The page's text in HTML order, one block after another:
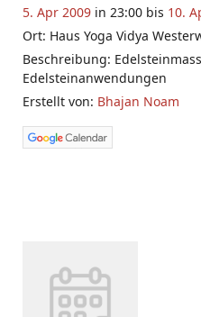
5. Apr 2009 in 23:00 bis 10.
Ort: Haus Yoga Vidya
Beschreibung:
Edelsteinanwendungen
Erstellt von: Bhajan Noam